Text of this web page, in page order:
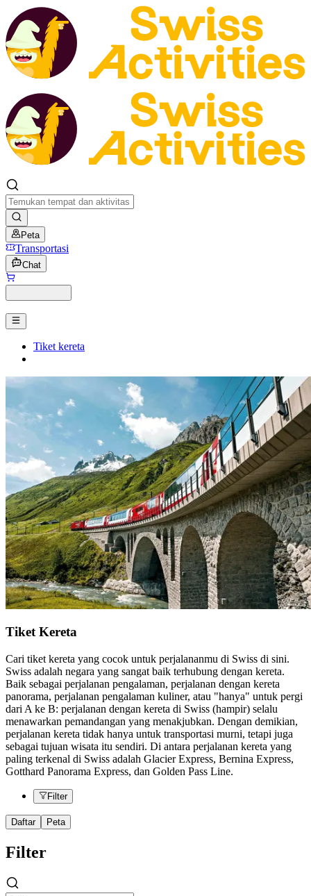
Peta
Transportasi
Chat
Tiket kereta
Tiket Kereta
Cari tiket kereta yang cocok untuk perjalananmu di Swiss di sini.
Swiss adalah negara yang sangat baik terhubung dengan kereta.
Baik sebagai perjalanan pengalaman, perjalanan dengan kereta
panorama, perjalanan pengalaman kuliner, atau "hanya" untuk pergi
dari A ke B: perjalanan dengan kereta di Swiss (hampir) selalu
menawarkan pemandangan yang menakjubkan. Dengan demikian,
perjalanan kereta tidak hanya untuk transportasi murni, tetapi juga
sebagai tujuan wisata itu sendiri. Di antara perjalanan kereta yang
paling terkenal di Swiss adalah Glacier Express, Bernina Express,
Gotthard Panorama Express, dan Golden Pass Line.
Filter
Daftar Peta
Filter